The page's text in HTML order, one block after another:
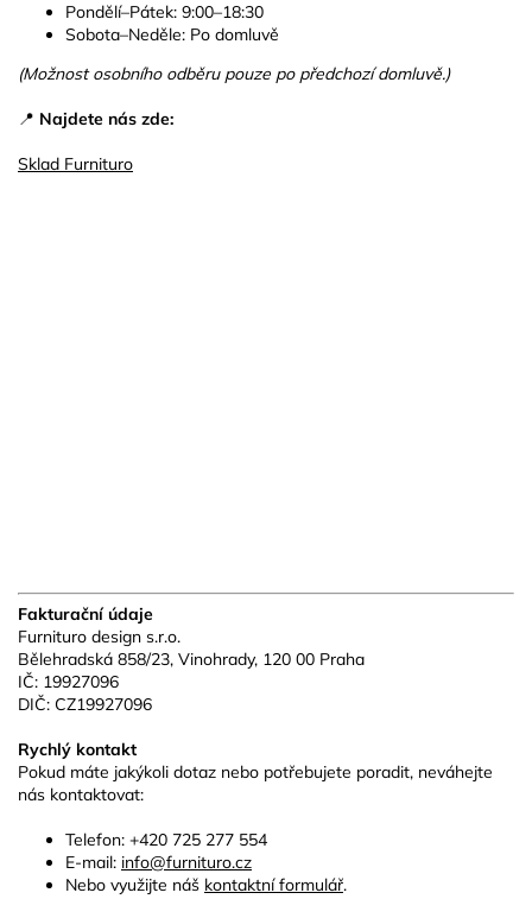
Pondělí–Pátek: 9:00–18:30
Sobota–Neděle: Po domluvě
(Možnost osobního odběru pouze po předchozí domluvě.)
📍 Najdete nás zde:
Sklad Furnituro
Fakturační údaje
Furnituro design s.r.o.
Bělehradská 858/23, Vinohrady, 120 00 Praha
IČ: 19927096
DIČ: CZ19927096
Rychlý kontakt
Pokud máte jakýkoli dotaz nebo potřebujete poradit, neváhejte
nás kontaktovat:
Telefon: +420 725 277 554
E-mail: info@furnituro.cz
Nebo využijte náš kontaktní formulář.